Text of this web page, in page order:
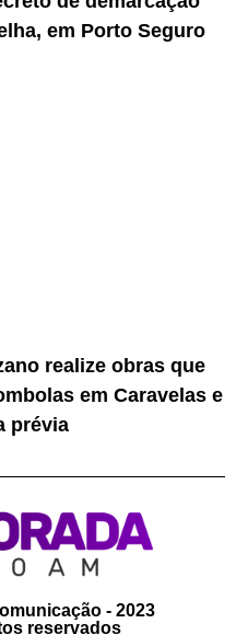
em Porto Seguro
realize obras que
em Caravelas e
prévia
- 2023
reservados